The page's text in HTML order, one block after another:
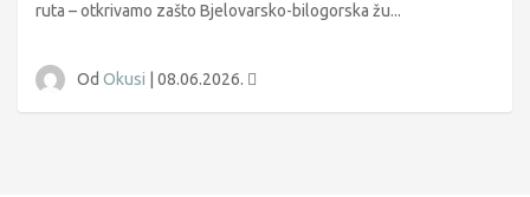
ruta – otkrivamo zašto Bjelovarsko-bilogorska žu...
Od Okusi 08.06.2026.